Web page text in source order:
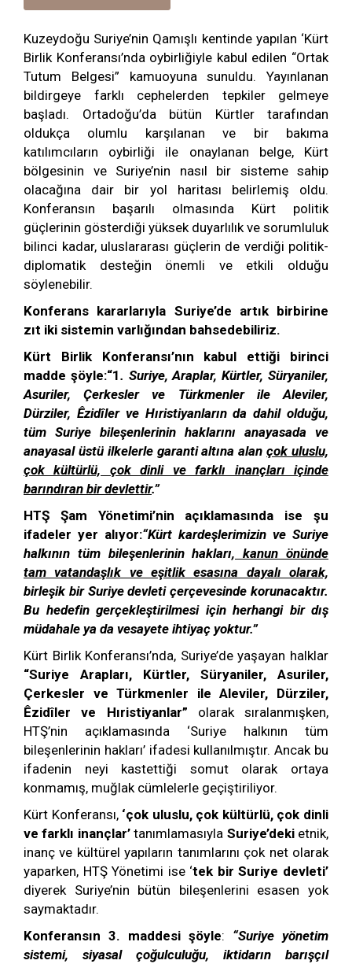
Kuzeydoğu Suriye’nin Qamışlı kentinde yapılan ‘Kürt
Birlik Konferansı’nda oybirliğiyle kabul edilen “Ortak
Tutum Belgesi” kamuoyuna sunuldu. Yayınlanan
bildirgeye farklı cephelerden tepkiler gelmeye
başladı. Ortadoğu’da bütün Kürtler tarafından
oldukça olumlu karşılanan ve bir bakıma
katılımcıların oybirliği ile onaylanan belge, Kürt
bölgesinin ve Suriye’nin nasıl bir sisteme sahip
olacağına dair bir yol haritası belirlemiş oldu.
Konferansın başarılı olmasında Kürt politik
güçlerinin gösterdiği yüksek duyarlılık ve sorumluluk
bilinci kadar, uluslararası güçlerin de verdiği politik-
diplomatik desteğin önemli ve etkili olduğu
söylenebilir.
Konferans kararlarıyla Suriye’de artık birbirine
zıt iki sistemin varlığından bahsedebiliriz.
Kürt Birlik Konferansı’nın kabul ettiği birinci
madde şöyle:“1. Suriye, Araplar, Kürtler, Süryaniler,
Asuriler, Çerkesler ve Türkmenler ile Aleviler,
Dürziler, Êzidîler ve Hıristiyanların da dahil olduğu,
tüm Suriye bileşenlerinin haklarını anayasada ve
anayasal üstü ilkelerle garanti altına alançok uluslu,
çok kültürlü, çok dinli ve farklı inançları içinde
barındıran bir devlettir.”
HTŞ Şam Yönetimi’nin açıklamasında ise şu
ifadeler yer alıyor:“Kürt kardeşlerimizin ve Suriye
halkının tüm bileşenlerinin hakları, kanun önünde
tam vatandaşlık ve eşitlik esasına dayalı olarak,
birleşik bir Suriye devleti çerçevesinde korunacaktır.
Bu hedefin gerçekleştirilmesi için herhangi bir dış
müdahale ya da vesayete ihtiyaç yoktur.”
Kürt Birlik Konferansı’nda, Suriye’de yaşayan halklar
“Suriye Arapları, Kürtler, Süryaniler, Asuriler,
Çerkesler ve Türkmenler ile Aleviler, Dürziler,
Êzidîler ve Hıristiyanlar” olarak sıralanmışken,
HTŞ’nin açıklamasında ‘Suriye halkının tüm
bileşenlerinin hakları’ ifadesi kullanılmıştır. Ancak bu
ifadenin neyi kastettiği somut olarak ortaya
konmamış, muğlak cümlelerle geçiştiriliyor.
Kürt Konferansı, ‘çok uluslu, çok kültürlü, çok dinli
ve farklı inançlar’tanımlamasıyla Suriye’dekietnik,
inanç ve kültürel yapıların tanımlarını çok net olarak
yaparken, HTŞ Yönetimi ise ‘tek bir Suriye devleti’
diyerek Suriye’nin bütün bileşenlerini esasen yok
saymaktadır.
Konferansın 3. maddesi şöyle: “Suriye yönetim
sistemi, siyasal çoğulculuğu, iktidarın barışçıl